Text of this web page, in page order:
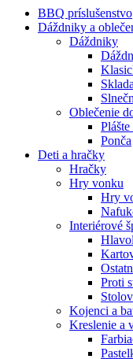
BBQ príslušenstvo
Dáždniky a
Dáždniky
Oblečenie
Ponča
Deti a hračky
Hračky
Hry vonku
Hry
Interiérové
Proti
Kojenci a
Kreslenie a